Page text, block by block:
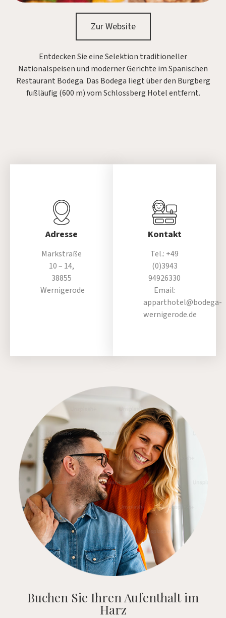
Zur Website
Entdecken Sie eine Selektion traditioneller
Nationalspeisen und moderner Gerichte im Spanischen
Restaurant Bodega. Das Bodega liegt über den Burgberg
fußläufig (600 m) vom Schlossberg Hotel entfernt.
Adresse
Markstraße
10 – 14,
38855
Wernigerode
Kontakt
Tel.: +49
(0)3943
94926330
Email:
apparthotel@bodega-
wernigerode.de
Buchen Sie Ihren Aufenthalt im
Harz